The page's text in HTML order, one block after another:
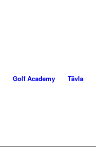
Golf Academy Tävla